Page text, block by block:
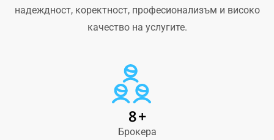
надеждност, коректност, професионализъм и високо
качество на услугите.
8 +
Брокера